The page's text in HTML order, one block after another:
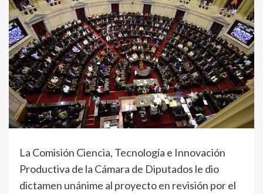
La Comisión Ciencia, Tecnología e Innovación
Productiva de la Cámara de Diputados le dio
dictamen unánime al proyecto en revisión por el